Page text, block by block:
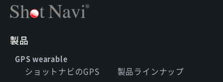
製品
GPS wearable
ショットナビのGPS 製品ラインナップ